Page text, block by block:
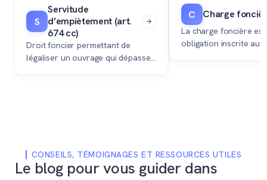
S
Servitude
d’empiètement (art.
674 cc)
Droit foncier permettant de
légaliser un ouvrage qui dépasse
C Charge
La charge foncière
obligation inscrite au
CONSEILS, TÉMOIGNAGES ET RESSOURCES UTILES
Le blog pour vous guider dans